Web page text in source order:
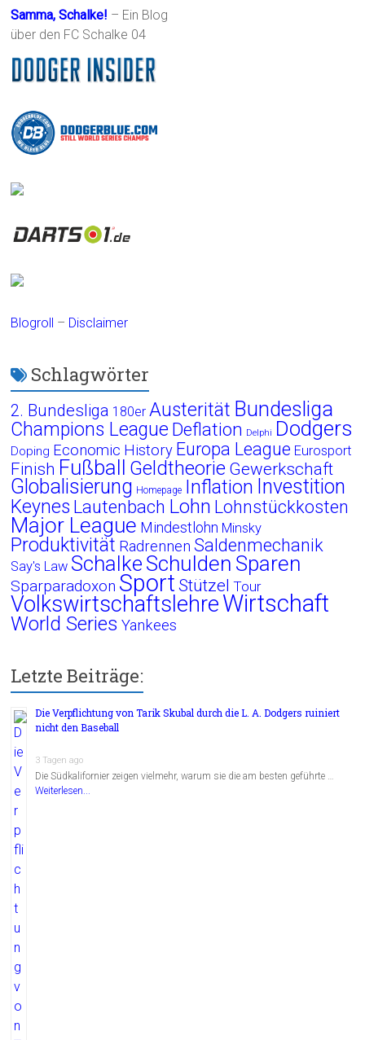
Samma, Schalke! – Ein Blog
über den FC Schalke 04
Blogroll – Disclaimer
Schlagwörter
2. Bundesliga 180er Austerität Bundesliga
Champions League Deflation Delphi Dodgers
Doping Economic History Europa League Eurosport
Finish Fußball Geldtheorie Gewerkschaft
Globalisierung Homepage Inflation Investition
Keynes Lautenbach Lohn Lohnstückkosten
Major League Mindestlohn Minsky
Produktivität Radrennen Saldenmechanik
Say's Law Schalke Schulden Sparen
Sparparadoxon Sport Stützel Tour
VolkswirtschaftslehreWirtschaft
World Series Yankees
Letzte Beiträge:
Die Verpflichtung von Tarik Skubal durch die L. A. Dodgers ruiniert
nicht den Baseball
3 Tagen ago
Die Südkalifornier zeigen vielmehr, warum sie die am besten geführte …
Weiterlesen...